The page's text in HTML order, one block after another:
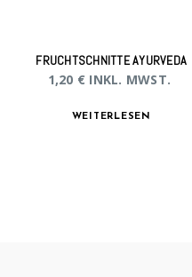
FRUCHTSCHNITTE AYURVEDA
1,20 € INKL. MWST.
WEITERLESEN